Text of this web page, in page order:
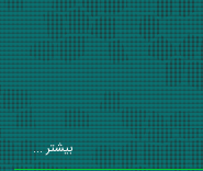
بیشتر ...